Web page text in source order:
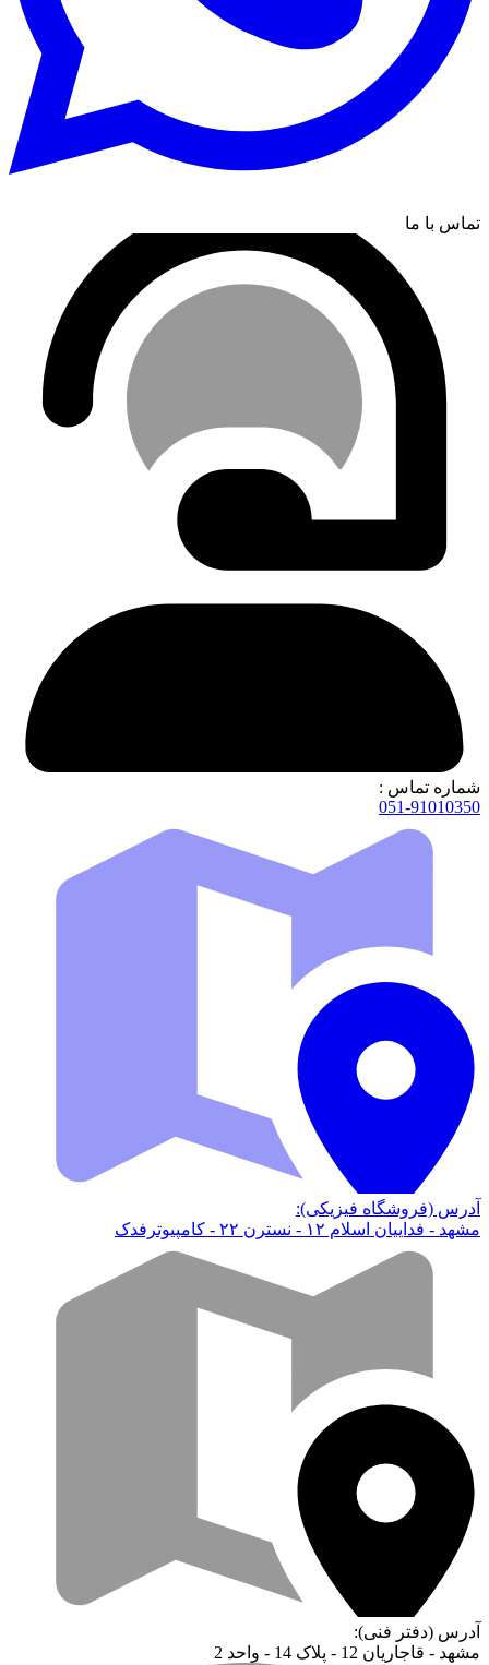
تماس با ما
شماره تماس :
051-91010350
آدرس (فروشگاه فیزیکی):
مشهد - فداییان اسلام ۱۲ - نسترن ۲۲ - کامپیوترفدک
آدرس (دفتر فنی):
مشهد - قاجاریان 12 - پلاک 14 - واحد 2